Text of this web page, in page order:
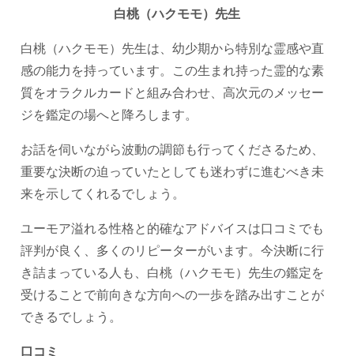
白桃（ハクモモ）先生
白桃（ハクモモ）先生は、幼少期から特別な霊感や直
感の能力を持っています。この生まれ持った霊的な素
質をオラクルカードと組み合わせ、高次元のメッセー
ジを鑑定の場へと降ろします。
お話を伺いながら波動の調節も行ってくださるため、
重要な決断の迫っていたとしても迷わずに進むべき未
来を示してくれるでしょう。
ユーモア溢れる性格と的確なアドバイスは口コミでも
評判が良く、多くのリピーターがいます。今決断に行
き詰まっている人も、白桃（ハクモモ）先生の鑑定を
受けることで前向きな方向への一歩を踏み出すことが
できるでしょう。
口コミ